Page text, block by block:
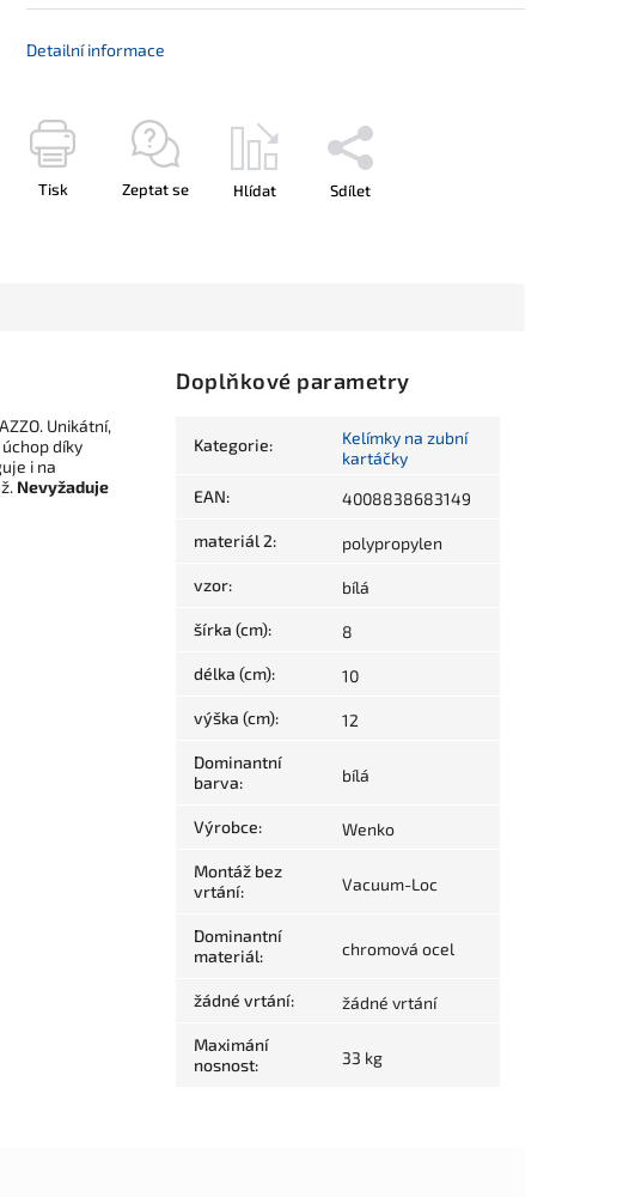
Detailní informace
Tisk Zeptat se Hlídat Sdílet
Unikátní,
díky
i na
Nevyžaduje
Doplňkové parametry
Kategorie:
Kelímky na zubní
kartáčky
EAN: 4008838683149
materiál 2: polypropylen
vzor: bílá
šírka (cm): 8
délka (cm): 10
výška (cm): 12
Dominantní
barva: bílá
Výrobce: Wenko
Montáž bez
vrtání: Vacuum-Loc
Dominantní
materiál: chromová ocel
žádné vrtání: žádné vrtání
Maximání
nosnost: 33 kg